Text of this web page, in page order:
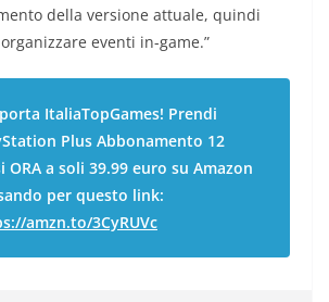
della versione attuale, quindi
eventi in-game.”
ItaliaTopGames! Prendi
Plus Abbonamento 12
ORA a soli 39.99 euro su Amazon
per questo link:
amzn.to/3CyRUVc